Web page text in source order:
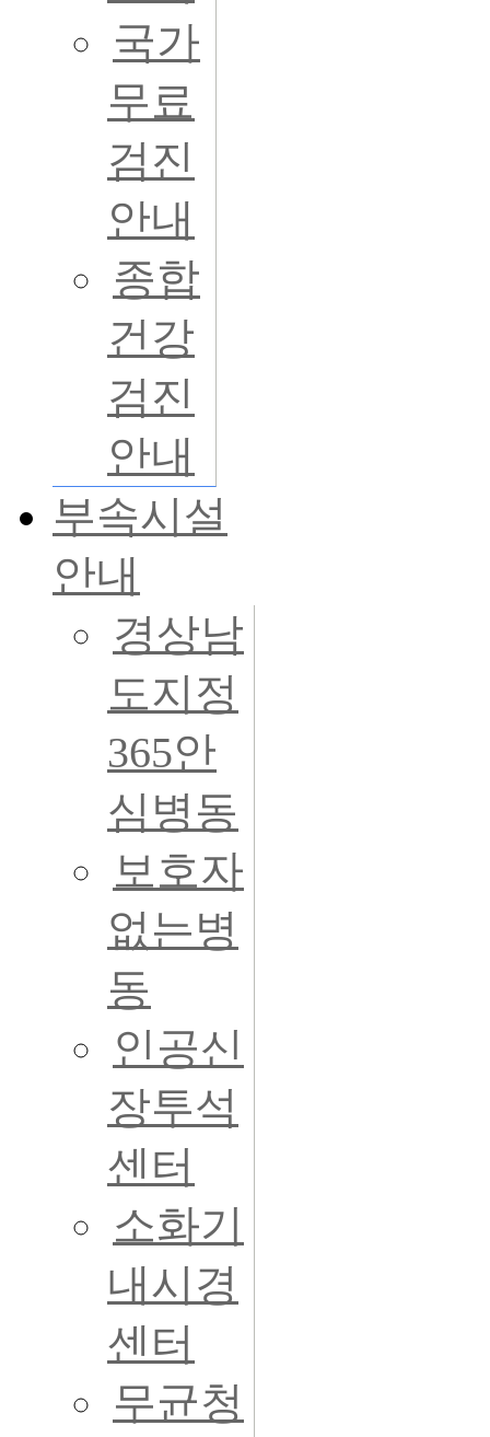
국가
무료
검진
안내
종합
건강
검진
안내
부속시설
안내
경상남
도지정
365안
심병동
보호자
없는병
동
인공신
장투석
센터
소화기
내시경
센터
무균청